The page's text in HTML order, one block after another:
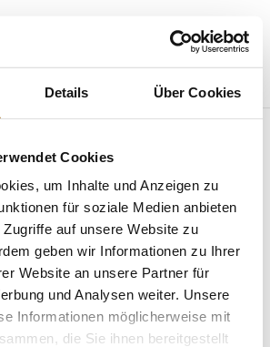
Details Über Cookies
Cookies
um Inhalte und Anzeigen zu
für soziale Medien anbieten
auf unsere Website zu
geben wir Informationen zu Ihrer
Website an unsere Partner für
und Analysen weiter. Unsere
Informationen möglicherweise mit
die Sie ihnen bereitgestellt
in Mannheim
|21. März 2025|Allgemein,
Deutscher Pferdesport
Innovation in Mannheim